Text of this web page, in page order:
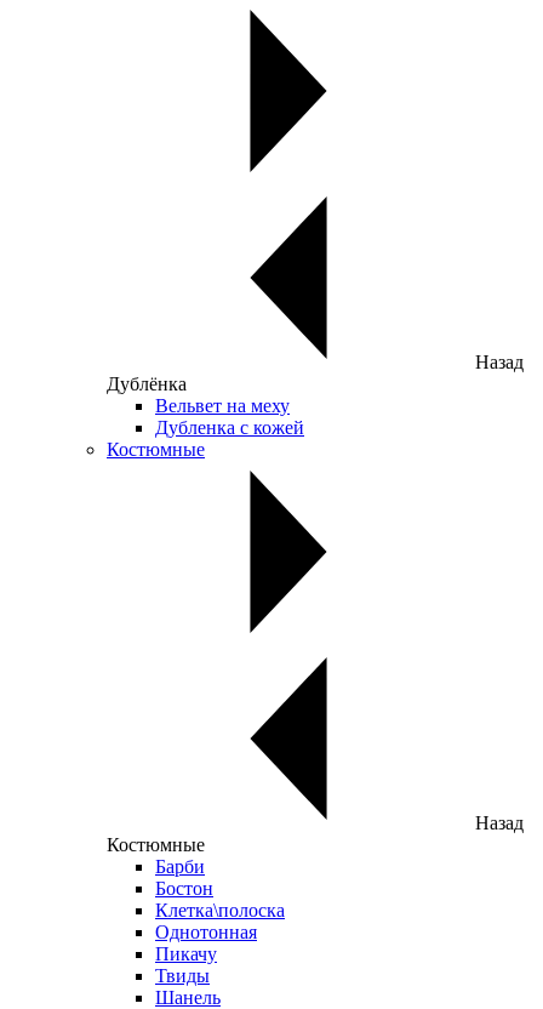
Назад
Дублёнка
Вельвет на меху
Дубленка с кожей
Костюмные
Назад
Костюмные
Барби
Бостон
Клетка\полоска
Однотонная
Пикачу
Твиды
Шанель